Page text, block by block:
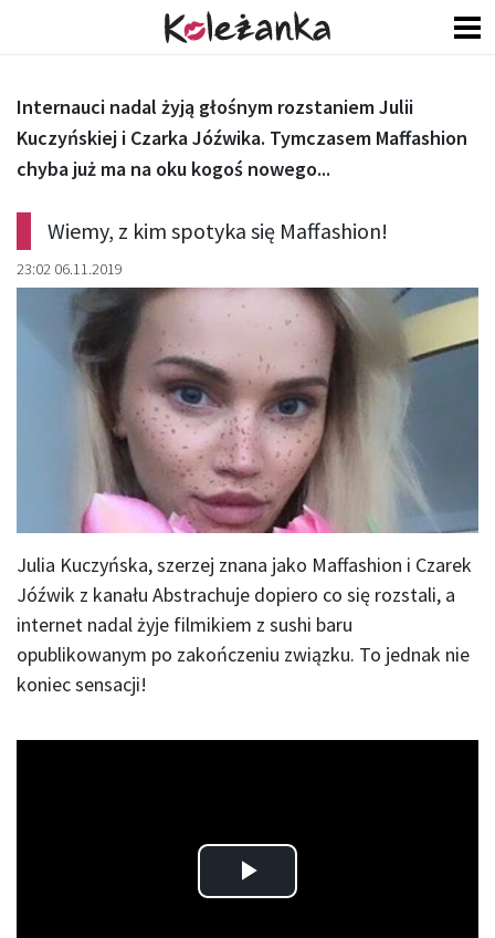
Wiemy, z kim spotyka się Maffashion!
23:02 06.11.2019
Internauci nadal żyją głośnym rozstaniem Julii
Kuczyńskiej i Czarka Jóźwika. Tymczasem Maffashion
chyba już ma na oku kogoś nowego...
Julia Kuczyńska, szerzej znana jako Maffashion i Czarek
Jóźwik z kanału Abstrachuje dopiero co się rozstali, a
internet nadal żyje filmikiem z sushi baru
opublikowanym po zakończeniu związku. To jednak nie
koniec sensacji!
Play